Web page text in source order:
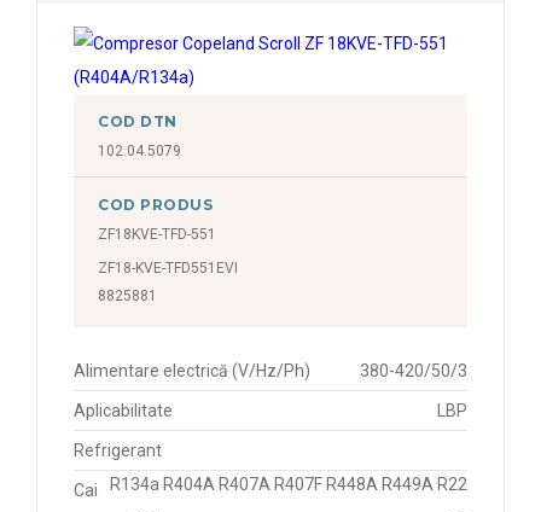
COD DTN
102.04.5079
COD PRODUS
ZF18KVE-TFD-551
ZF18-KVE-TFD551EVI
8825881
Alimentare electrică (V/Hz/Ph) 380-420/50/3
Aplicabilitate LBP
Refrigerant
R134a R404A R407A R407F R448A R449A R22
Cai